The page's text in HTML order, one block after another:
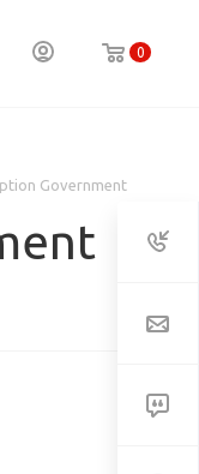
0
Government